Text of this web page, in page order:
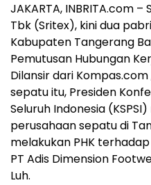
JAKARTA, INBRITA.com
Tbk (Sritex), kini dua
Kabupaten Tangerang
Pemutusan Hubungan
Dilansir dari
sepatu itu, Presiden
Seluruh Indonesia
perusahaan sepatu di
melakukan PHK
PT Adis Dimension
Luh.